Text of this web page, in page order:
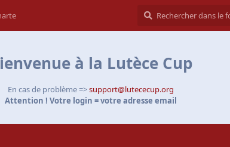
à la Lutèce Cup
En cas de problème =>support@lutececup.org
Attention ! Votre login = votre adresse email